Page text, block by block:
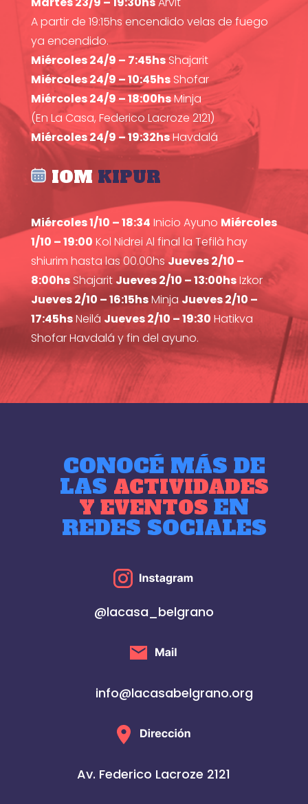
A partir de 19:15hs encendido velas de fuego
ya encendido.
Miércoles 24/9 – 7:45hsShajarit
Miércoles 24/9 – 10:45hsShofar
Miércoles 24/9 – 18:00hsMinja
(En La Casa, Federico Lacroze 2121)
Miércoles 24/9 – 19:32hsHavdalá
IOM KIPUR
Miércoles 1/10 – 18:34 Inicio Ayuno Miércoles
1/10 – 19:00 Kol Nidrei Al final la Tefilà hay
shiurim hasta las 00.00hsJueves 2/10 –
8:00hsShajarit Jueves 2/10 – 13:00hsIzkor
Jueves 2/10 – 16:15hsMinja Jueves 2/10 –
17:45hsNeilá Jueves 2/10 – 19:30 Hatikva
Shofar Havdalá y fin del ayuno.
CONOCÉ MÁS DE
LAS ACTIVIDADES
Y EVENTOSEN
REDES SOCIALES
@lacasa_belgrano
info@lacasabelgrano.org
Av. Federico Lacroze 2121